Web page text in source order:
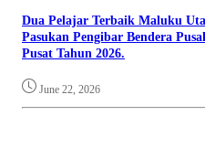
Dua Pelajar Terbaik Maluku
Pasukan Pengibar Bendera
Pusat Tahun 2026.
June 22, 2026